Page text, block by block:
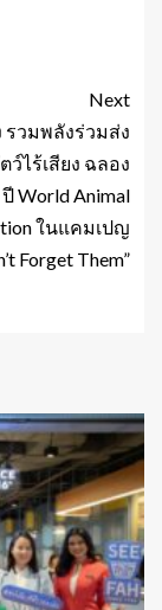
Next
รวมพลังร่วมส่ง
ว์ไร้เสียง ฉลอง
ปี World Animal
ในแคมเปญ
Forget Them”